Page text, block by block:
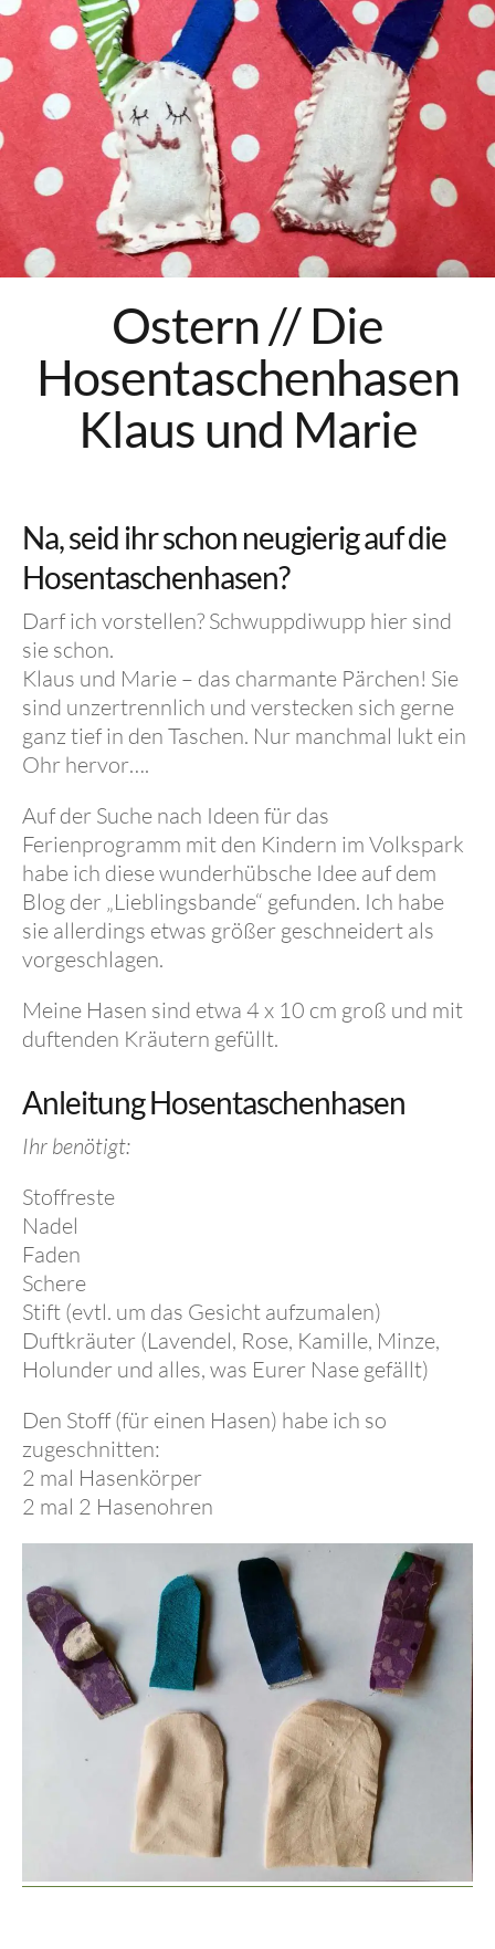
Über mich
Mein Buch
Kontakt
Newsletter
Heilpflanzen Ausbildung
(online) // ab September
Ostern // Die
Hosentaschenhasen
Klaus und Marie
Na, seid ihr schon neugierig auf die
Hosentaschenhasen?
Darf ich vorstellen? Schwuppdiwupp hier sind
sie schon.
Klaus und Marie – das charmante Pärchen! Sie
sind unzertrennlich und verstecken sich gerne
ganz tief in den Taschen. Nur manchmal lukt ein
Ohr hervor….
Auf der Suche nach Ideen für das
Ferienprogramm mit den Kindern im Volkspark
habe ich diese wunderhübsche Idee auf dem
Blog der „Lieblingsbande“ gefunden. Ich habe
sie allerdings etwas größer geschneidert als
vorgeschlagen.
Meine Hasen sind etwa 4 x 10 cm groß und mit
duftenden Kräutern gefüllt.
Anleitung Hosentaschenhasen
Ihr benötigt:
Stoffreste
Nadel
Faden
Schere
Stift (evtl. um das Gesicht aufzumalen)
Duftkräuter (Lavendel, Rose, Kamille, Minze,
Holunder und alles, was Eurer Nase gefällt)
Den Stoff (für einen Hasen) habe ich so
zugeschnitten:
2 mal Hasenkörper
2 mal 2 Hasenohren